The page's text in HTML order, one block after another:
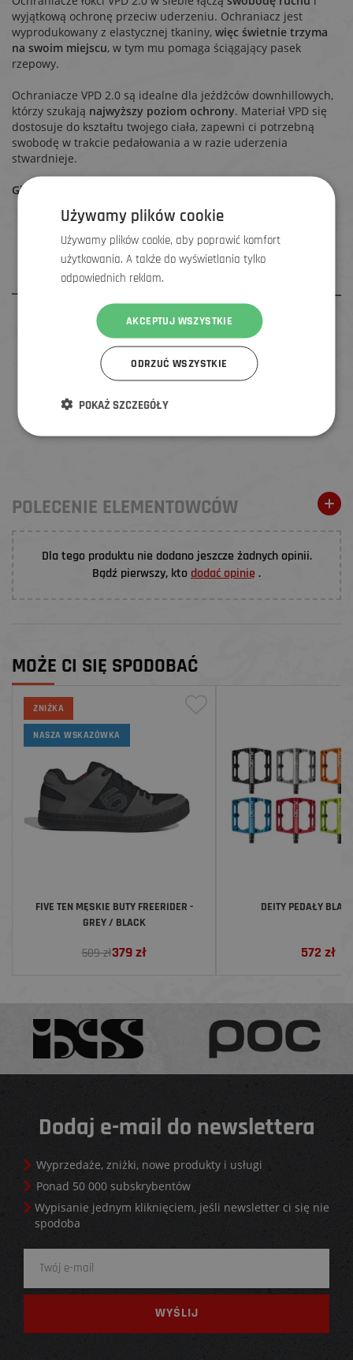
wyjątkową ochronę przeciw uderzeniu. Ochraniacz jest
wyprodukowany z elastycznej tkaniny, więc świetnie trzyma
na swoim miejscu, w tym mu pomaga ściągający pasek
rzepowy.
Ochraniacze VPD 2.0 są idealne dla jeźdźców downhillowych,
którzy szukają najwyższy poziom ochrony. Materiał VPD się
dostosuje do kształtu twojego ciała, zapewni ci potrzebną
swobodę w trakcie pedałowania a w razie uderzenia
stwardnieje.
Główne atuty:
Perfekcyjna ochrona
Stwardnieją dopiero w momencie uderzenia
Dzięki elastycznemu pasku trzymają na swoim miejscu
POLECENIE ELEMENTOWCÓW
Dla tego produktu nie dodano jeszcze żadnych opinii.
Bądź pierwszy, kto dodać opinię .
MOŻE CI SIĘ SPODOBAĆ
ZNIŻKA
NASZA WSKAZÓWKA
FIVE TEN MĘSKIE BUTY FREERIDER -
GREY / BLACK
509 zł379zł
DEITY PEDAŁY
572 zł
Dodaj e-mail do newslettera
Wyprzedaże, zniżki, nowe produkty i usługi
Ponad 50 000 subskrybentów
Wypisanie jednym kliknięciem, jeśli newsletter ci się nie
spodoba
Używamy plików cookie
Używamy plików cookie, aby poprawić komfort
użytkowania. A także do wyświetlania tylko
odpowiednich reklam.
AKCEPTUJ WSZYSTKIE
ODRZUĆ WSZYSTKIE
POKAŻ SZCZEGÓŁY